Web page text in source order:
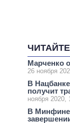
Марченко
26 ноября
В
получит
ноября 2020,
В Минфине